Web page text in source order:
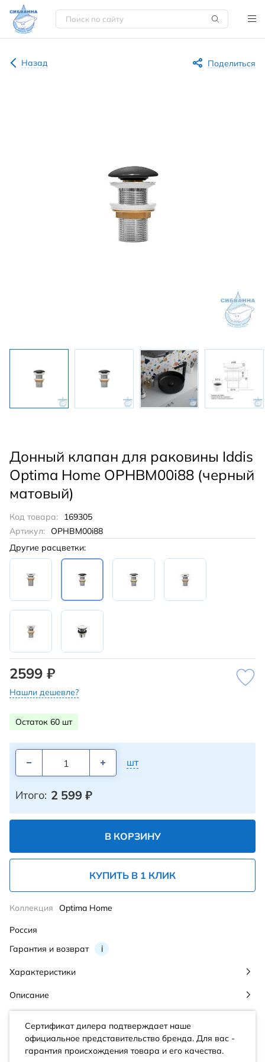
Назад Поделиться
Донный клапан для раковины Iddis
Optima Home OPHBM00i88 (черный
матовый)
Код товара:
169305
Артикул:
OPHBM00i88
Другие расцветки:
2599 ₽
Нашли дешевле?
Остаток 60 шт
шт
Итого: 2 599 ₽
В КОРЗИНУ
КУПИТЬ В 1 КЛИК
Гарантия и возврат i
Коллекция Optima Home
Россия
Характеристики
Описание
Сертификат дилера подтверждает наше
официальное представительство бренда. Для вас -
гарантия происхождения товара и его качества.